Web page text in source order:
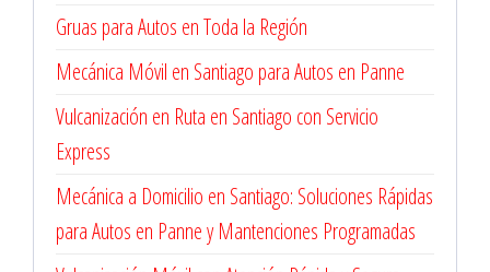
Gruas para Autos en Toda la Región
Mecánica Móvil en Santiago para Autos en Panne
Vulcanización en Ruta en Santiago con Servicio
Express
Mecánica a Domicilio en Santiago: Soluciones Rápidas
para Autos en Panne y Mantenciones Programadas